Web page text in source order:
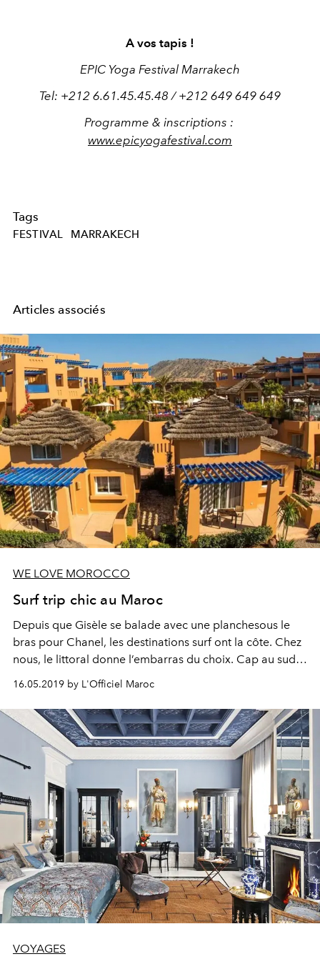
A vos tapis !
EPIC Yoga Festival Marrakech
Tel: +212 6.61.45.45.48 / +212 649 649 649
Programme & inscriptions :
www.epicyogafestival.com
Tags
FESTIVAL MARRAKECH
Articles associés
WE LOVE MOROCCO
Surf trip chic au Maroc
Depuis que Gisèle se balade avec une planchesous le
bras pour Chanel, les destinations surf ont la côte. Chez
nous, le littoral donne l’embarras du choix. Cap au sud,
avec quatre options d’hébergement aussi dépaysantes
que branchées.
16.05.2019 by L'Officiel Maroc
VOYAGES